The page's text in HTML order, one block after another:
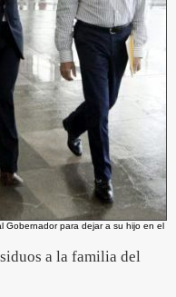
Gobernador para dejar a su hijo en el
a la familia del